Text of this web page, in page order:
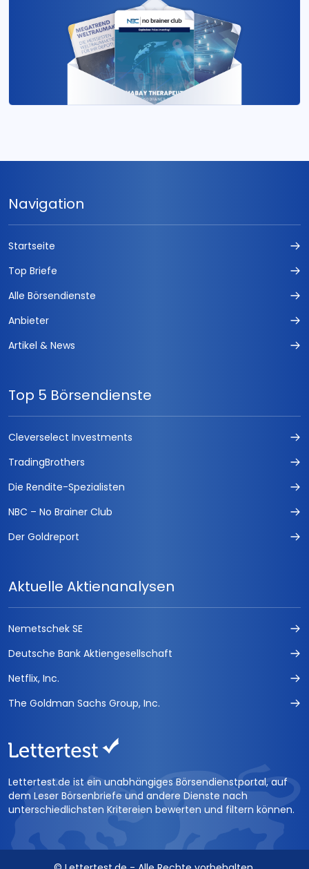
Navigation
Startseite
Top Briefe
Alle Börsendienste
Anbieter
Artikel & News
Top 5 Börsendienste
Cleverselect Investments
TradingBrothers
Die Rendite-Spezialisten
NBC – No Brainer Club
Der Goldreport
Aktuelle Aktienanalysen
Nemetschek SE
Deutsche Bank Aktiengesellschaft
Netflix, Inc.
The Goldman Sachs Group, Inc.
Lettertest.de ist ein unabhängiges Börsendienstportal, auf
dem Leser Börsenbriefe und andere Dienste nach
unterschiedlichsten Kritereien bewerten und filtern können.